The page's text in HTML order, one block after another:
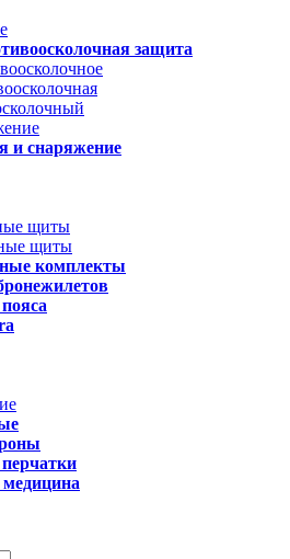
защита
и снаряжение
щиты
щиты
комплекты